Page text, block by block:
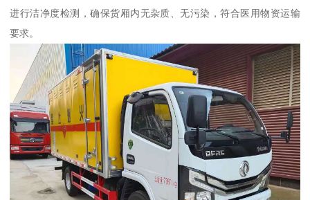
进行洁净度检测，确保货厢内无杂质、无污染，符合医用物资运输
要求。​